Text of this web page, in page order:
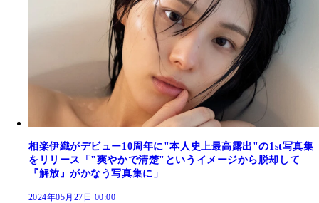
相楽伊織がデビュー10周年に"本人史上最高露出"の1st写真集
をリリース「"爽やかで清楚"というイメージから脱却して
『解放』がかなう写真集に」
2024年05月27日 00:00